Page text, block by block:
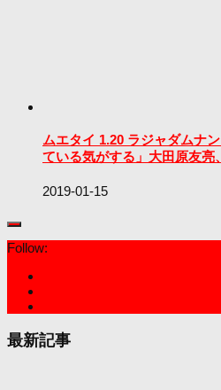
ムエタイ 1.20 ラジャダムナ
ている気がする」大田原友
2019-01-15
Follow:
最新記事